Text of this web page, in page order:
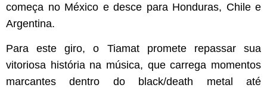
começa no México e desce para Honduras, Chile e
Argentina.
Para este giro, o Tiamat promete repassar sua
vitoriosa história na música, que carrega momentos
marcantes dentro do black/death metal até